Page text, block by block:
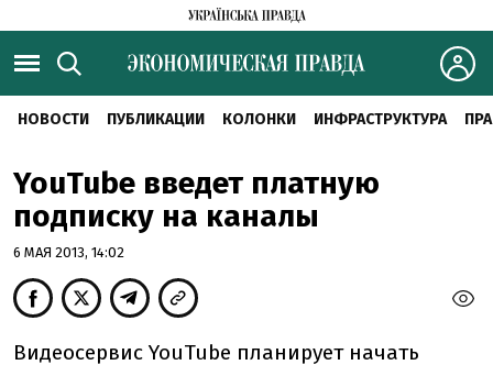
НОВОСТИ ПУБЛИКАЦИИ КОЛОНКИ ИНФРАСТРУКТУРА
YouTube введет платную
подписку на каналы
6 МАЯ 2013, 14:02
Видеосервис YouTube планирует начать